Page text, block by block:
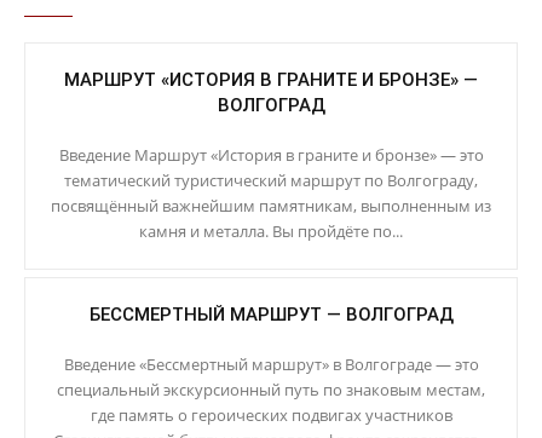
МАРШРУТ «ИСТОРИЯ В ГРАНИТЕ И БРОНЗЕ» —
ВОЛГОГРАД
Введение Маршрут «История в граните и бронзе» — это
тематический туристический маршрут по Волгограду,
посвящённый важнейшим памятникам, выполненным из
камня и металла. Вы пройдёте по...
БЕССМЕРТНЫЙ МАРШРУТ — ВОЛГОГРАД
Введение «Бессмертный маршрут» в Волгограде — это
специальный экскурсионный путь по знаковым местам,
где память о героических подвигах участников